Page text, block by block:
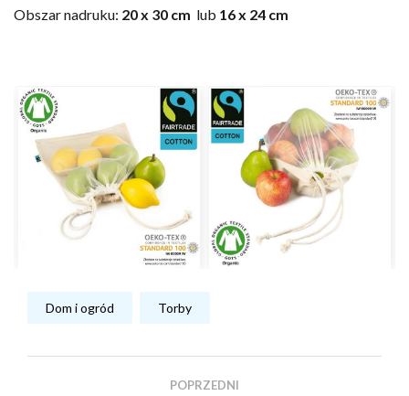
Obszar nadruku: 20 x 30 cm lub 16 x 24 cm
Dom i ogród Torby
POPRZEDNI